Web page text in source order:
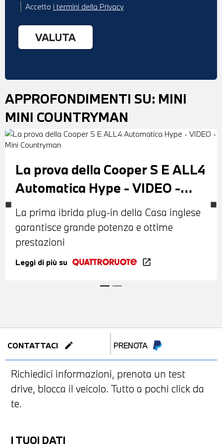
Accetto i termini della Privacy
APPROFONDIMENTI SU: MINI
MINI COUNTRYMAN
La prova della Cooper S E ALL4
Automatica Hype - VIDEO -
Mini Countryman
La prima ibrida plug-in della Casa inglese
garantisce grande potenza e ottime
prestazioni
Leggi di più su open_in_new
CONTATTACI edit PRENOTA
Richiedici informazioni, prenota un test
drive, blocca il veicolo. Tutto a pochi click da
te.
I TUOI DATI